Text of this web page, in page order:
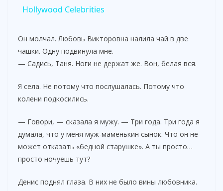
y
V
d
Hollywood Celebrities
Он молчал. Любовь Викторовна налила чай в две
чашки. Одну подвинула мне.
— Садись, Таня. Ноги не держат же. Вон, белая вся.
Я села. Не потому что послушалась. Потому что
колени подкосились.
— Говори, — сказала я мужу. — Три года. Три года я
думала, что у меня муж-маменькин сынок. Что он не
может отказать «бедной старушке». А ты просто…
просто ночуешь тут?
Денис поднял глаза. В них не было вины любовника.